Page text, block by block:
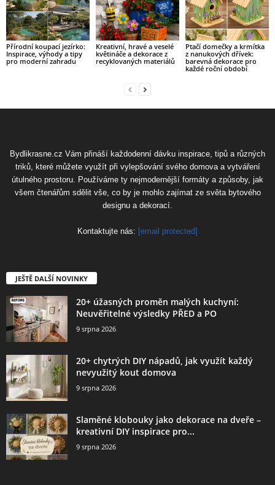
Přírodní koupací jezírko:
Inspirace, výhody a tipy
pro moderní zahradu
Kreativní, hravé a veselé
květináče a dekorace z
recyklovaných materiálů
Ptačí domečky a krmítka
z nanukových dřívek:
barevná dekorace pro
každé roční období
Bydlikrasne.cz Vám přináší každodenní dávku inspirace, tipů a různých
triků, které můžete využít při vylepšování svého domova a vytváření
útulného prostoru. Používáme ty nejmodernější formáty a způsoby, jak
všem čtenářům sdělit vše, co by je mohlo zajímat ze světa bytového
designu a dekorací.
Kontaktujte nás: [email protected]
JEŠTĚ DALŠÍ NOVINKY
20+ úžasných proměn malých kuchyní:
Neuvěřitelné výsledky PŘED a PO
9 srpna 2026
20+ chytrých DIY nápadů, jak využít každý
nevyužitý kout domova
9 srpna 2026
Slaměné klobouky jako dekorace na dveře –
kreativní DIY inspirace pro...
9 srpna 2026